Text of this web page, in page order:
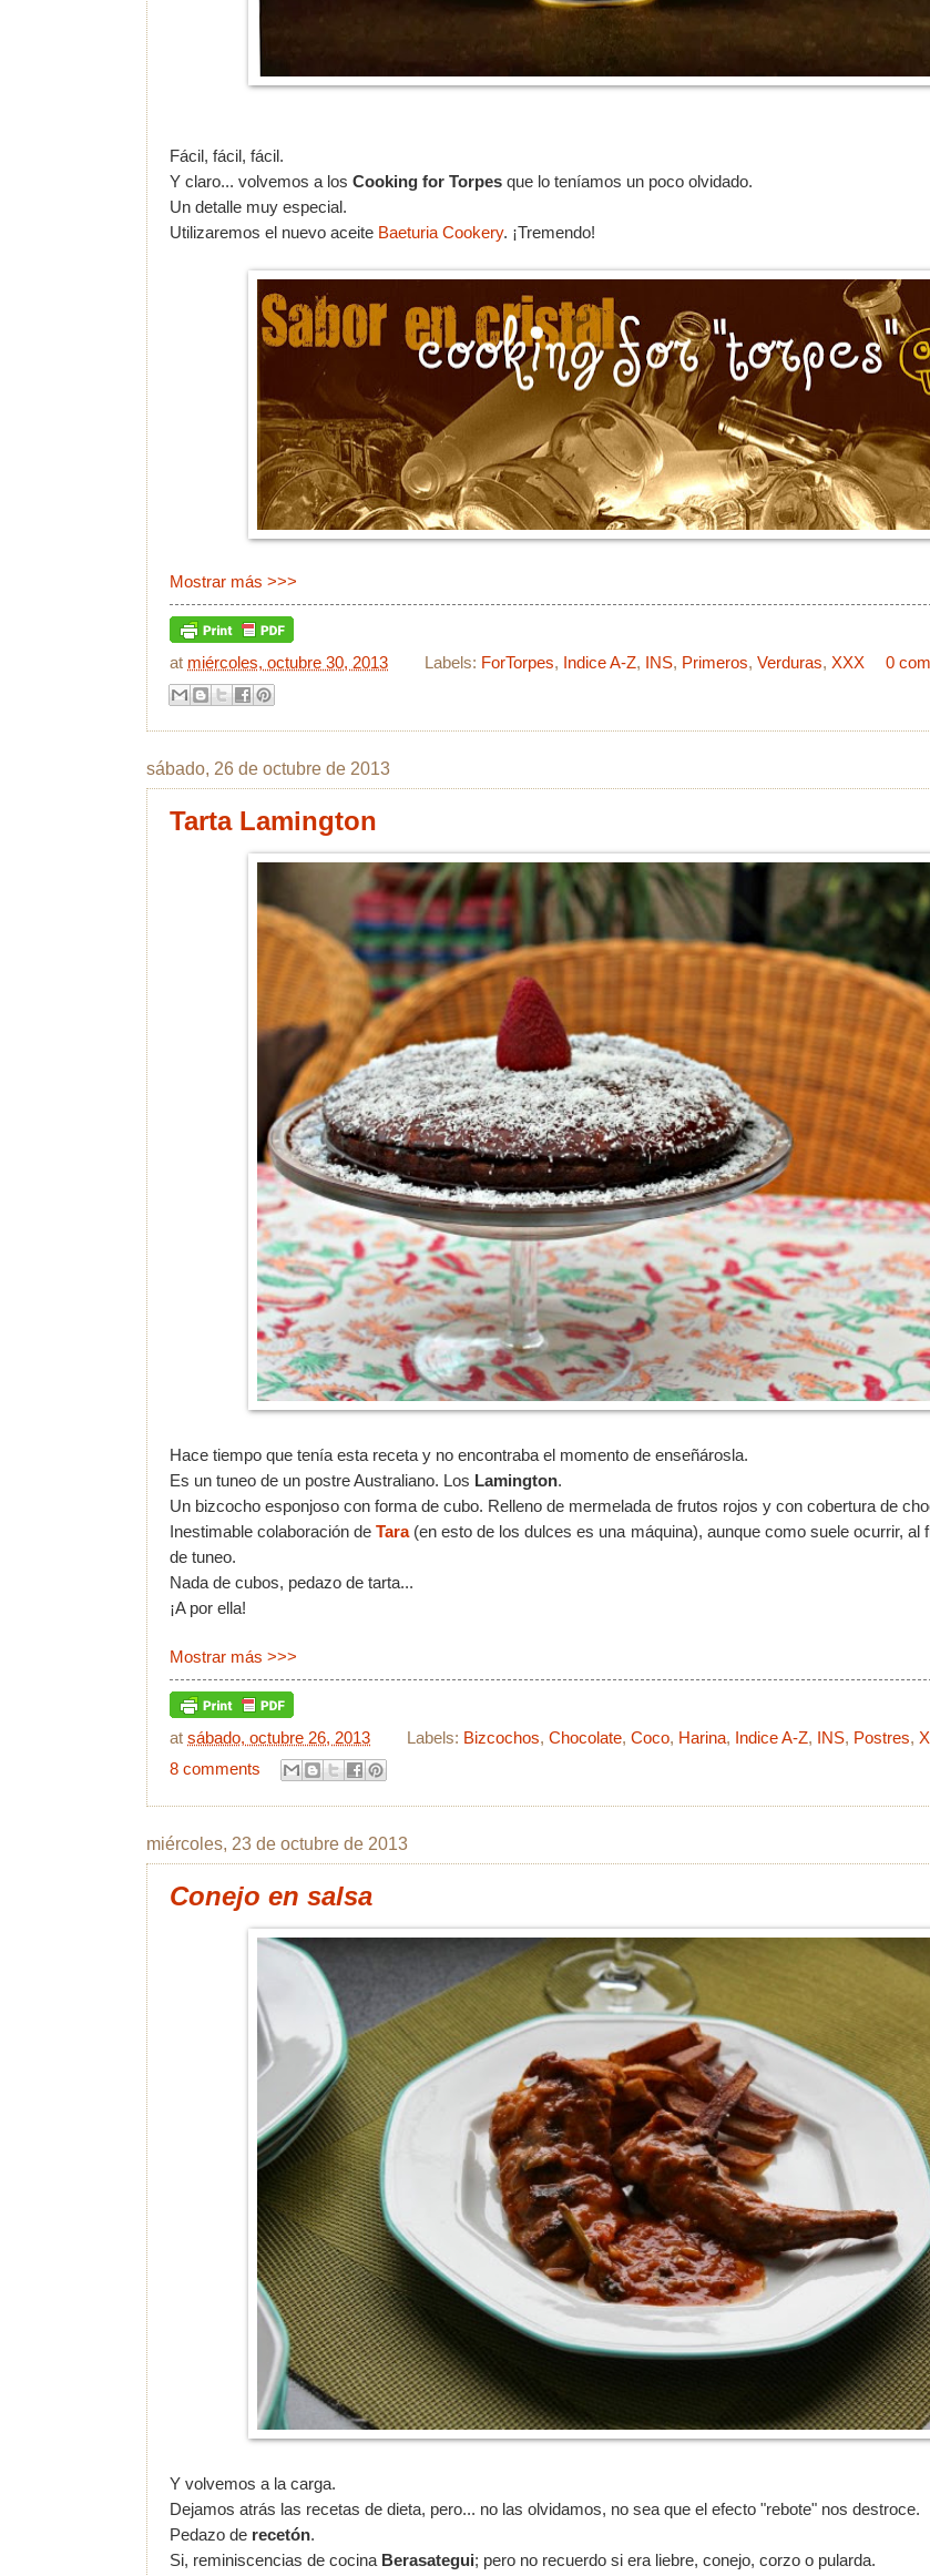
Fácil, fácil, fácil.
Y claro... volvemos a los Cooking for Torpes que lo teníamos un poco olvidado.
Un detalle muy especial.
Utilizaremos el nuevo aceite Baeturia Cookery. ¡Tremendo!
Mostrar más >>>
at miércoles, octubre 30, 2013 Labels: ForTorpes, Indice A-Z, INS, Primeros,Verduras,XXX 0
sábado, 26 de octubre de 2013
Tarta Lamington
Hace tiempo que tenía esta receta y no encontraba el momento de enseñárosla.
Es un tuneo de un postre Australiano. Los Lamington.
Un bizcocho esponjoso con forma de cubo. Relleno de mermelada de frutos rojos y con cobertura de
Inestimable colaboración deTara(en esto de los dulces es una máquina), aunque como suele ocurrir, al
de tuneo.
Nada de cubos, pedazo de tarta...
¡A por ella!
Mostrar más >>>
at sábado, octubre 26, 2013 Labels: Bizcochos,Chocolate,Coco, Harina, Indice A-Z, INS, Postres,
8 comments
miércoles, 23 de octubre de 2013
Conejo en salsa
Y volvemos a la carga.
Dejamos atrás las recetas de dieta, pero... no las olvidamos, no sea que el efecto "rebote" nos destroce.
Pedazo de recetón.
Si, reminiscencias de cocina Berasategui; pero no recuerdo si era liebre, conejo, corzo o pularda.